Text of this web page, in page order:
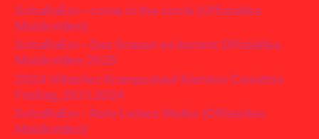
SchaRaEm – come in the circle (Offizielles
Musikvideo)
SchaRaEm – Das Grauen es kommt Offizielles
Musikvideo 2025
2024 Villacher Krampuslauf Kärnten Carinthia
Freitag, 29.11.2024
SchaRaEm – Rote Liebes Wolke (Offizielles
Musikvideo)